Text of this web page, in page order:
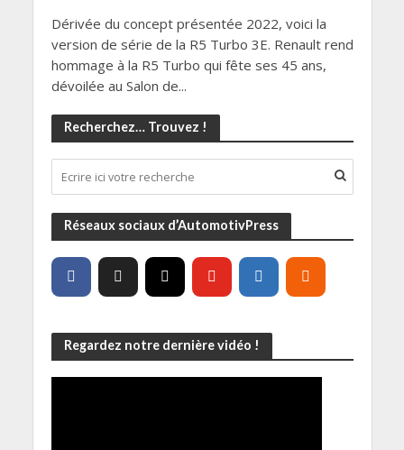
Dérivée du concept présentée 2022, voici la
version de série de la R5 Turbo 3E. Renault rend
hommage à la R5 Turbo qui fête ses 45 ans,
dévoilée au Salon de...
Recherchez… Trouvez !
Réseaux sociaux d’AutomotivPress
Regardez notre dernière vidéo !